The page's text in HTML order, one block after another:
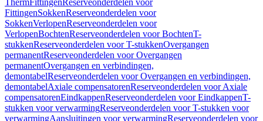
ThermFittingenReserveonderdelen voor
FittingenSokkenReserveonderdelen voor
SokkenVerlopenReserveonderdelen voor
VerlopenBochtenReserveonderdelen voor BochtenT-
stukkenReserveonderdelen voor T-stukkenOvergangen
permanentReserveonderdelen voor Overgangen
permanentOvergangen en verbindingen,
demontabelReserveonderdelen voor Overgangen en verbindingen,
demontabelAxiale compensatorenReserveonderdelen voor Axiale
compensatorenEindkappenReserveonderdelen voor EindkappenT-
stukken voor verwarmingReserveonderdelen voor T-stukken voor
verwarmingAansluitingen voor verwarmingReserveonderdelen voor